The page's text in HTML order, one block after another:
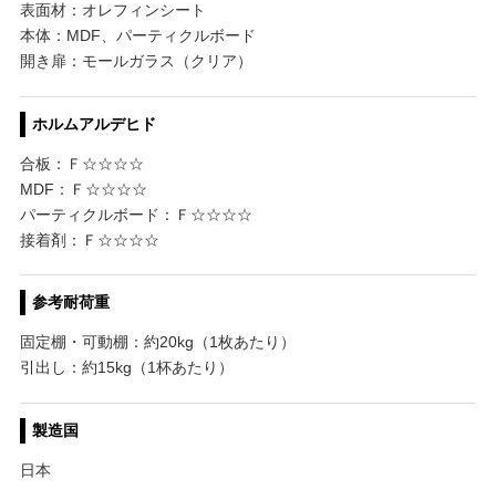
表面材：オレフィンシート
本体：MDF、パーティクルボード
開き扉：モールガラス（クリア）
ホルムアルデヒド
合板：Ｆ☆☆☆☆
MDF：Ｆ☆☆☆☆
パーティクルボード：Ｆ☆☆☆☆
接着剤：Ｆ☆☆☆☆
参考耐荷重
固定棚・可動棚：約20kg（1枚あたり）
引出し：約15kg（1杯あたり）
製造国
日本